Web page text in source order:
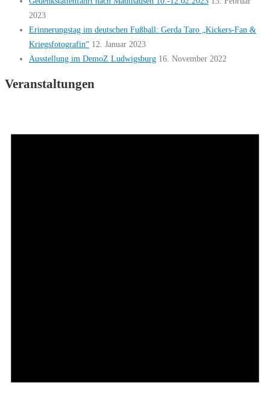
2023
Erinnerungstag im deutschen Fußball: Gerda Taro „Kickers-Fan &
Kriegsfotografin“ 12. Januar 2023
Ausstellung im DemoZ Ludwigsburg 16. November 2022
Veranstaltungen